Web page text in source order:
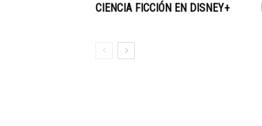
CIENCIA FICCIÓN EN DISNEY+